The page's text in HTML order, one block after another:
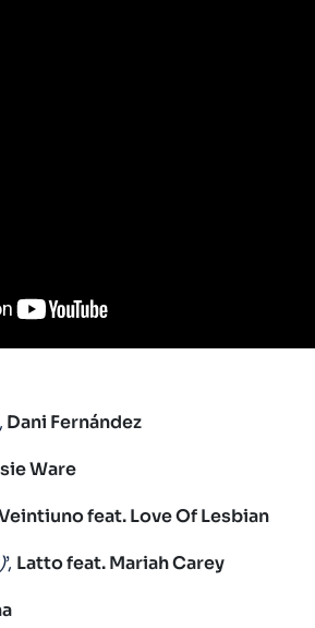
Dani Fernández
Ware
feat. Love Of Lesbian
’, Latto feat. Mariah Carey